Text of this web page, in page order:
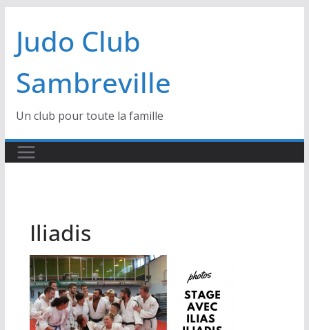
contenu
Judo Club
Sambreville
Un club pour toute la famille
Iliadis